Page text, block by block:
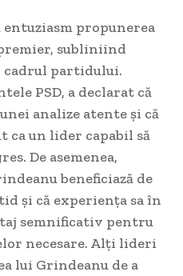
propunerea
subliniind
cadrul partidului.
PSD, a declarat că
analize atente și că
ca un lider capabil să
De asemenea,
beneficiază de
și că experiența sa în
semnificativ pentru
necesare. Alți lideri
lui Grindeanu de a